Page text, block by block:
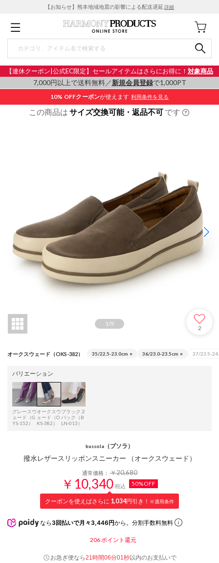
【お知らせ】熊本地域地震の影響による配送遅延 詳細
【連休クーポン|公式EC限定】セールアイテムはさらにお得に！ 対象商品
7,000円以上で送料無料／新規会員登録で1,000PT
10% OFFクーポンが使えます 利用条件を見る
この商品は サイズ交換可能・返品不可 です
1/9
2
オークスウェード（OKS-382） 35/22.5-23.0cm ○ 36/23.0-23.5cm ○ 37/23.5-
バリエーション
グレースウ
ェード（G
YS-152）
オークスウ
ェード（O
KS-382）
ブラックヌ
バック（B
LN-013）
bussola （ブソラ）
撥水レザースリッポンスニーカー （オークスウェード）
通常価格：￥20,680
￥10,340 税込 50%OFF
クーポンを使えばさらに 1,034円引き！ ※適用条件
なら 3回払いで月々3,446円から。分割手数料無料
206 ポイント還元
お急ぎ便なら21時間06分01秒以内のお支払いで